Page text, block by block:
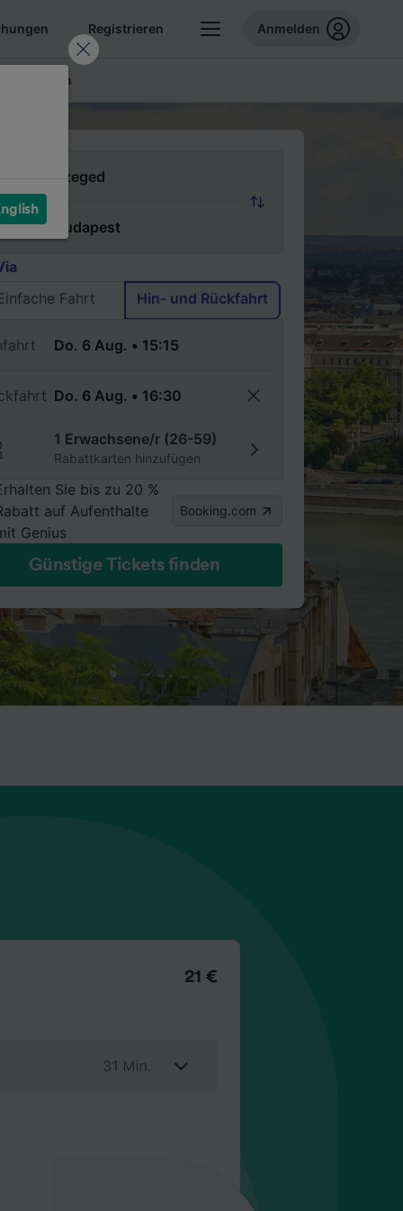
Registrieren Anmelden
Fragen
Fahrt
Hin- und Rückfahrt
1 Erwachsene/r (26-59)
Rabattkarten hinzufügen
Sie bis zu 20 %
auf Aufenthalte
Genius
Booking.com
Günstige Tickets finden